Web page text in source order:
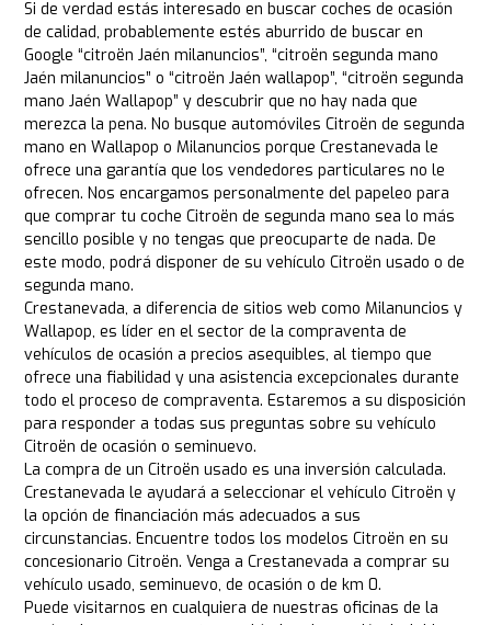
Si de verdad estás interesado en buscar coches de ocasión
de calidad, probablemente estés aburrido de buscar en
Google “citroën Jaén milanuncios”, “citroën segunda mano
Jaén milanuncios” o “citroën Jaén wallapop”, “citroën segunda
mano Jaén Wallapop” y descubrir que no hay nada que
merezca la pena. No busque automóviles Citroën de segunda
mano en Wallapop o Milanuncios porque Crestanevada le
ofrece una garantía que los vendedores particulares no le
ofrecen. Nos encargamos personalmente del papeleo para
que comprar tu coche Citroën de segunda mano sea lo más
sencillo posible y no tengas que preocuparte de nada. De
este modo, podrá disponer de su vehículo Citroën usado o de
segunda mano.
Crestanevada, a diferencia de sitios web como Milanuncios y
Wallapop, es líder en el sector de la compraventa de
vehículos de ocasión a precios asequibles, al tiempo que
ofrece una fiabilidad y una asistencia excepcionales durante
todo el proceso de compraventa. Estaremos a su disposición
para responder a todas sus preguntas sobre su vehículo
Citroën de ocasión o seminuevo.
La compra de un Citroën usado es una inversión calculada.
Crestanevada le ayudará a seleccionar el vehículo Citroën y
la opción de financiación más adecuados a sus
circunstancias. Encuentre todos los modelos Citroën en su
concesionario Citroën. Venga a Crestanevada a comprar su
vehículo usado, seminuevo, de ocasión o de km 0.
Puede visitarnos en cualquiera de nuestras oficinas de la